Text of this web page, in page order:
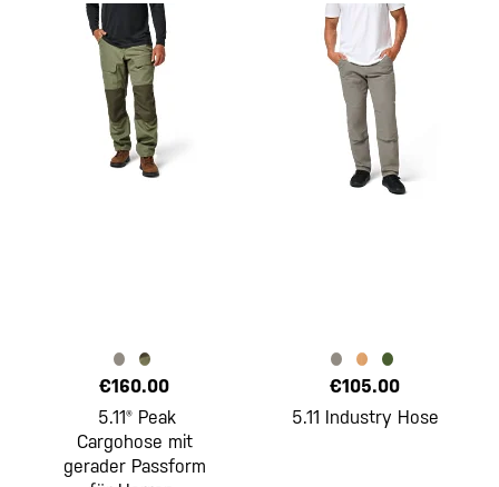
€160.00
5.11® Peak
Cargohose mit
gerader Passform
€105.00
5.11 Industry Hose